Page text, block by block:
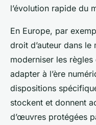
l’évolution rapide du
En Europe, par
droit d’auteur dans le
moderniser les
adapter à l’ère
dispositions
stockent et donnent
d’œuvres protégées